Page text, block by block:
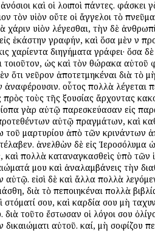
καὶ οἱ λοιποὶ πάντες.
τὸν υἱὸν οὔτε οἱ ἄγγελοι τὸ
χάριν υἱὸν λέγεσθαι, τὴν δὲ
ἑκάστην γραφήν, καὶ ὅσα μὲν ἐν
χαρίεντα διηγήματα γράφει· ὅσα δὲ
ὡς καὶ τὸν θώρακα αὐτοῦ
ὅτι νεῦρον ἀποτετμηκέναι διὰ τὸ
ἀναφέρουσιν. οὗτος πολλὰ λέγεται
τοὺς τῆς ἐξουσίας ἄρχοντας
γὰρ αὐτῷ παρεσκεύασαν εἰς
αὐτῷ πραγμάτων, καὶ
τοῦ μαρτυρίου ἀπὸ τῶν κρινάντων
ἀνελθὼν δὲ εἰς Ἱεροσόλυμα
καὶ πολλὰ καταναγκασθεὶς ὑπὸ
μου καὶ ἀναλαμβάνεις τὴν
εἰσὶ δὲ καὶ ἄλλα πολλὰ
διὰ τὸ πεποιηκέναι πολλὰ
στόματί σου, καὶ καρδία σου μὴ
τοῦτο ἔστωσαν οἱ λόγοι σου
δικαιώματι αὐτοῦ. καί, μὴ σοφίζου